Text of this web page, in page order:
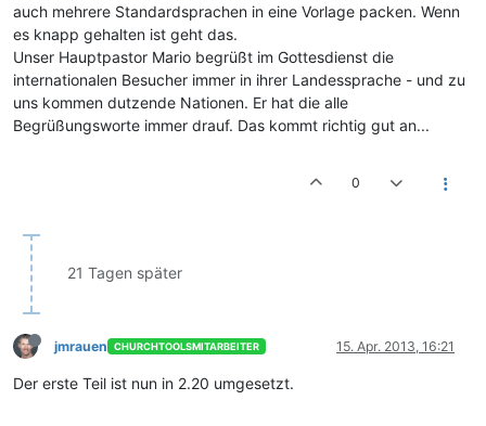
auch mehrere Standardsprachen in eine Vorlage packen. Wenn
es knapp gehalten ist geht das.
Unser Hauptpastor Mario begrüßt im Gottesdienst die
internationalen Besucher immer in ihrer Landessprache - und zu
uns kommen dutzende Nationen. Er hat die alle
Begrüßungsworte immer drauf. Das kommt richtig gut an...
0
21 Tagen später
jmrauen CHURCHTOOLSMITARBEITER 15. Apr. 2013, 16:21
Der erste Teil ist nun in 2.20 umgesetzt.